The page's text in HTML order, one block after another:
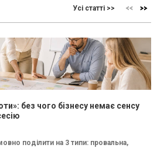
Усі статті >>
без чого бізнесу немає сенсу
поділити на 3 типи: провальна,